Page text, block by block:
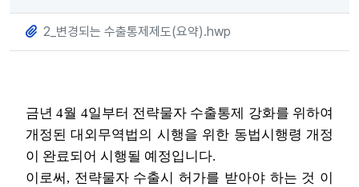
2_변경되는 수출통제제도(요약).hwp
금년 4월 4일부터 전략물자 수출통제 강화를 위하여
개정된 대외무역법의 시행을 위한 동법시행령 개정
이 완료되어 시행될 예정입니다.
이로써, 전략물자 수출시 허가를 받아야 하는 것 이